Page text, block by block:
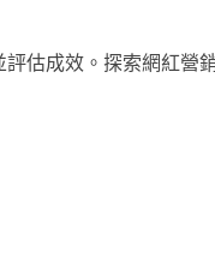
估成效。探索網紅營